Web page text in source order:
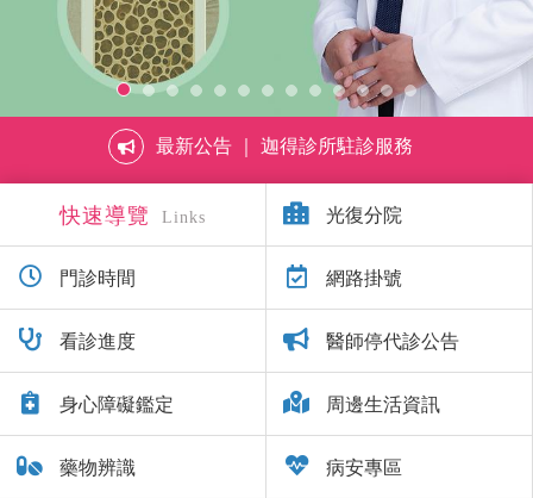
最新公告 ｜ 迦得診所駐診服務
快速導覽 Links 光復分院
門診時間 網路掛號
看診進度 醫師停代診公告
身心障礙鑑定 周邊生活資訊
藥物辨識 病安專區